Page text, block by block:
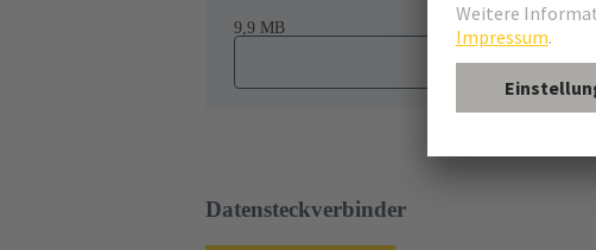
9,9 MB
Datensteckverbinder